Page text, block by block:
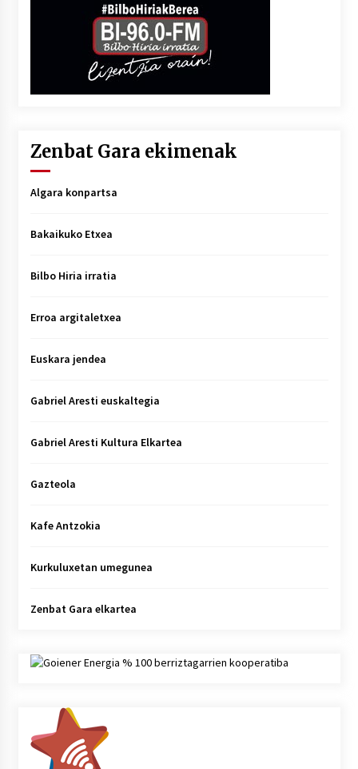
Zenbat Gara ekimenak
Algara konpartsa
Bakaikuko Etxea
Bilbo Hiria irratia
Erroa argitaletxea
Euskara jendea
Gabriel Aresti euskaltegia
Gabriel Aresti Kultura Elkartea
Gazteola
Kafe Antzokia
Kurkuluxetan umegunea
Zenbat Gara elkartea